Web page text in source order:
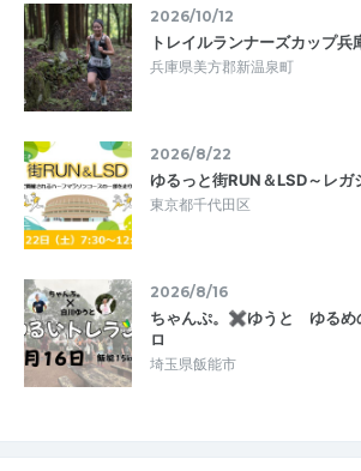
2026/10/12
トレイルランナーズカップ
兵庫県美方郡新温泉町
2026/8/22
ゆるっと街RUN＆LSD～レガ
東京都千代田区
2026/8/16
ちゃんぷ。✖ゆうと ゆるめ
ロ
埼玉県飯能市